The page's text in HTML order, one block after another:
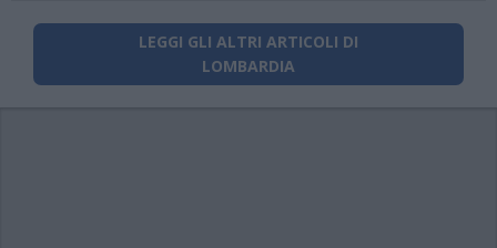
LEGGI GLI ALTRI ARTICOLI DI
LOMBARDIA